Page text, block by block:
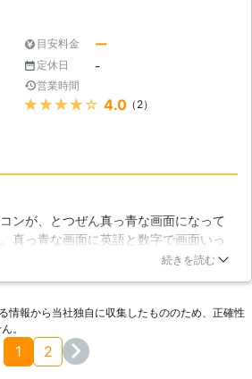
目安料金 ー
定休日 -
営業時間
★★★★★ 4.0（2）
ンが、とつぜん真っ青な画面になって
真っ青な画面に英語と数字で画面いっ
るのですが、誰も読むことが出来ませ
の意味不明な英数字はメモリダンプと
出力されたものだそうです。この状態
が、ハードウェアが壊れている時に起
くださいとアドバイスいただきまし
続きを読む
情報から当社独⾃に収集したもののため、正確性
。
1 2